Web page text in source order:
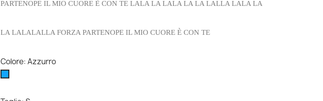
PARTENOPE IL MIO CUORE È CON TE LALA LA LALA LA LA LALLA LALA LA
LA LALALALLA FORZA PARTENOPE IL MIO CUORE È CON TE
Colore: Azzurro